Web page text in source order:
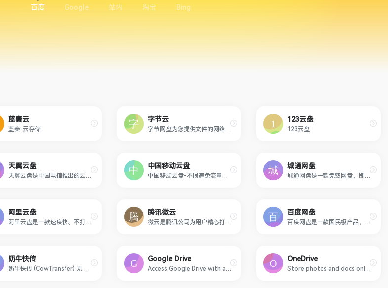
百度 Google 站内 淘宝 Bing
蓝奏云
蓝奏·云存储
字节云
字节网盘为您提供文件的网络备份、同步和分享服务。空间大、速度快、安全稳固，支持教育网加速，支持手机端。字节云盘为用户守护数据资产。
123云盘
123云盘
天翼云盘
天翼云盘是中国电信推出的云存储服务，为用户提供跨平台的文件存储、备份、同步及分享服务，是国内领先的免费网盘，安全、可靠、稳定、快速。天翼云盘为用户守护数据资产。
中国移动云盘
中国移动云盘-不限速免流量的云盘
城通网盘
城通网盘是一款免费网盘，即免费网络存储空间服务。注册后可获得支持外链的50TB空间，最大单文件可达15GB，同时为用户提供每万次点击下载1000元的奖励。已为国内外数千万用户提供超过 5000TB 的网络储存空间。
阿里云盘
阿里云盘是一款速度快、不打扰、够安全、易于分享的个人网盘，欢迎你来体验。
腾讯微云
微云是腾讯公司为用户精心打造的一项智能云服务, 您可以通过微云方便地在手机和电脑之间同步文件、推送照片和传输数据。
百度网盘
百度网盘是一款国民级产品，已连续9年为超过7亿用户提供稳定、安全的个人云存储服务，已实现电脑、手机、电视等多种终端场景的覆盖和互联，并支持多类型文件的备份、分享、查看和处理
奶牛快传
奶牛快传 (CowTransfer) 无需注册即可传输文件，上传下载不限速。传视频、传音频、传图片、跨国传、传大文件。10GB 免费云盘、会员 3TB 超大云盘。最受创意人、广告人及创作者喜爱的效率工具之一，快来体验吧！
Google Drive
Access Google Drive with a Google account (for personal use) or Google Workspace account (for business use).
OneDrive
Store photos and docs online. Access them from any PC, Mac or phone. Create and work together on Word, Excel or PowerPoint documents.